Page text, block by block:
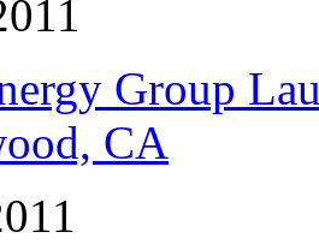
Group
CA